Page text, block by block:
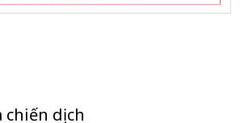
chiến dịch